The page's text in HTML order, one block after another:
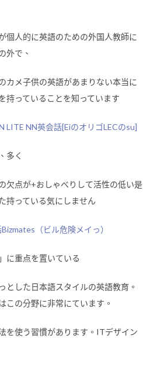
個人的に英語のための外国人教師に
外で、
カメ子供の英語があまりない本当に
持っていることを知っています
LITE NN英会話[EiのオリゴLECのsu]
多く
欠点が+おしゃべりして活性の低い是
持っている気にしません
（ビル危険メイっ）
に重点を置いている
とした日本語スタイルの英語教育。
この分野に非常にています。
を使う習慣があります。ITデザイン